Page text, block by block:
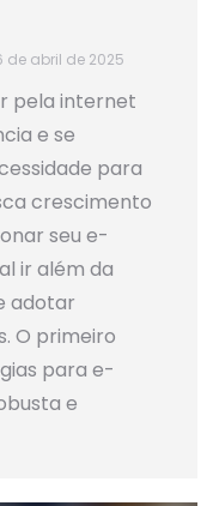
de abril de 2025
pela internet
e se
para
crescimento
seu e-
ir além da
adotar
O primeiro
para e-
e